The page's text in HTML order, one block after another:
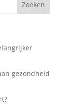
gezondheid